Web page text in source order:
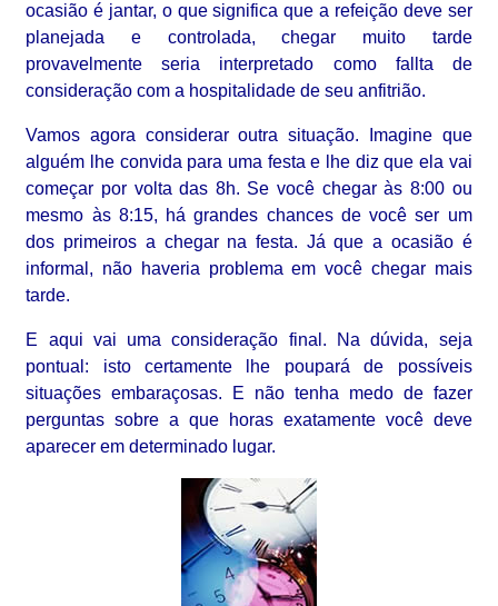
ocasião é jantar, o que significa que a refeição deve ser
planejada e controlada, chegar muito tarde
provavelmente seria interpretado como fallta de
consideração com a hospitalidade de seu anfitrião.
Vamos agora considerar outra situação. Imagine que
alguém lhe convida para uma festa e lhe diz que ela vai
começar por volta das 8h. Se você chegar às 8:00 ou
mesmo às 8:15, há grandes chances de você ser um
dos primeiros a chegar na festa. Já que a ocasião é
informal, não haveria problema em você chegar mais
tarde.
E aqui vai uma consideração final. Na dúvida, seja
pontual: isto certamente lhe poupará de possíveis
situações embaraçosas. E não tenha medo de fazer
perguntas sobre a que horas exatamente você deve
aparecer em determinado lugar.